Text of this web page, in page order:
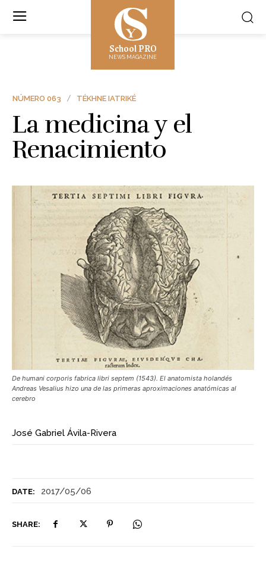
School PRO
NEWS MAGAZINE
DATE: 2017/05/06
SHARE:
NÚMERO 063 TÉKHNE IATRIKÉ
La medicina y el
Renacimiento
De humani corporis fabrica libri septem (1543). El anatomista holandés
Andreas Vesalius hizo una de las primeras aproximaciones anatómicas al
cerebro
José Gabriel Ávila-Rivera